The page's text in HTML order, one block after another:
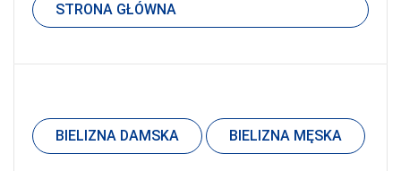
STRONA GŁÓWNA
BIELIZNA DAMSKA BIELIZNA MĘSKA